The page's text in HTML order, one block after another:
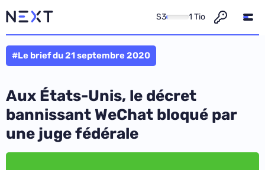
S3 1 Tio
#Le brief du 21 septembre 2020
Aux États-Unis, le décret
bannissant WeChat bloqué par
une juge fédérale